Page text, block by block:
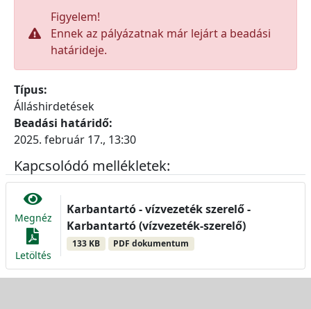
Figyelem!
Ennek az pályázatnak már lejárt a beadási
határideje.
Típus:
Álláshirdetések
Beadási határidő:
2025. február 17., 13:30
Kapcsolódó mellékletek:
Megnéz
Letöltés
Karbantartó - vízvezeték szerelő -
Karbantartó (vízvezeték-szerelő)
133 KB PDF dokumentum